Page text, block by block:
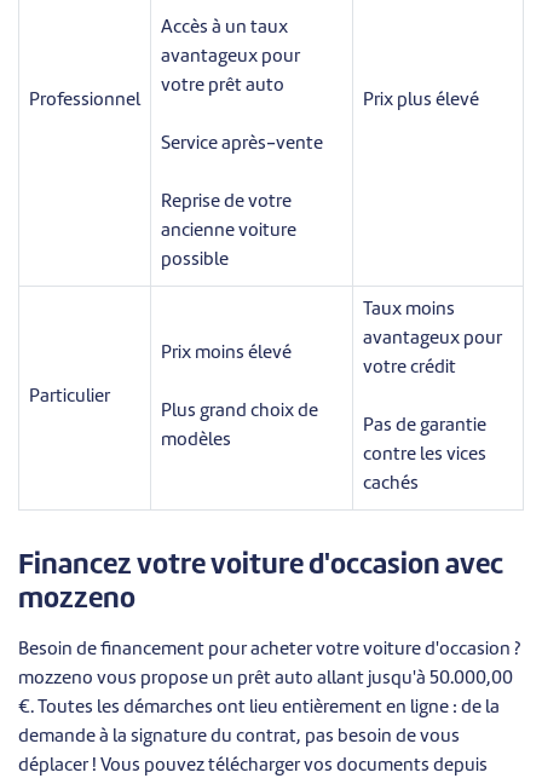
Professionnel
Accès à un taux
avantageux pour
votre prêt auto
Service après-vente
Reprise de votre
ancienne voiture
possible
Prix plus élevé
Particulier
Prix moins élevé
Plus grand choix de
modèles
Taux moins
avantageux pour
votre crédit
Pas de garantie
contre les vices
cachés
Financez votre voiture d'occasion avec
mozzeno
Besoin de financement pour acheter votre voiture d'occasion ?
mozzeno vous propose un prêt auto allant jusqu'à 50.000,00
€. Toutes les démarches ont lieu entièrement en ligne : de la
demande à la signature du contrat, pas besoin de vous
déplacer ! Vous pouvez télécharger vos documents depuis